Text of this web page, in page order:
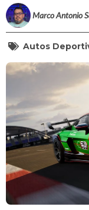
Marco Antonio
Autos